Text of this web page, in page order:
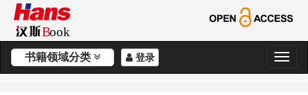
书籍领域分类 登录
切
换